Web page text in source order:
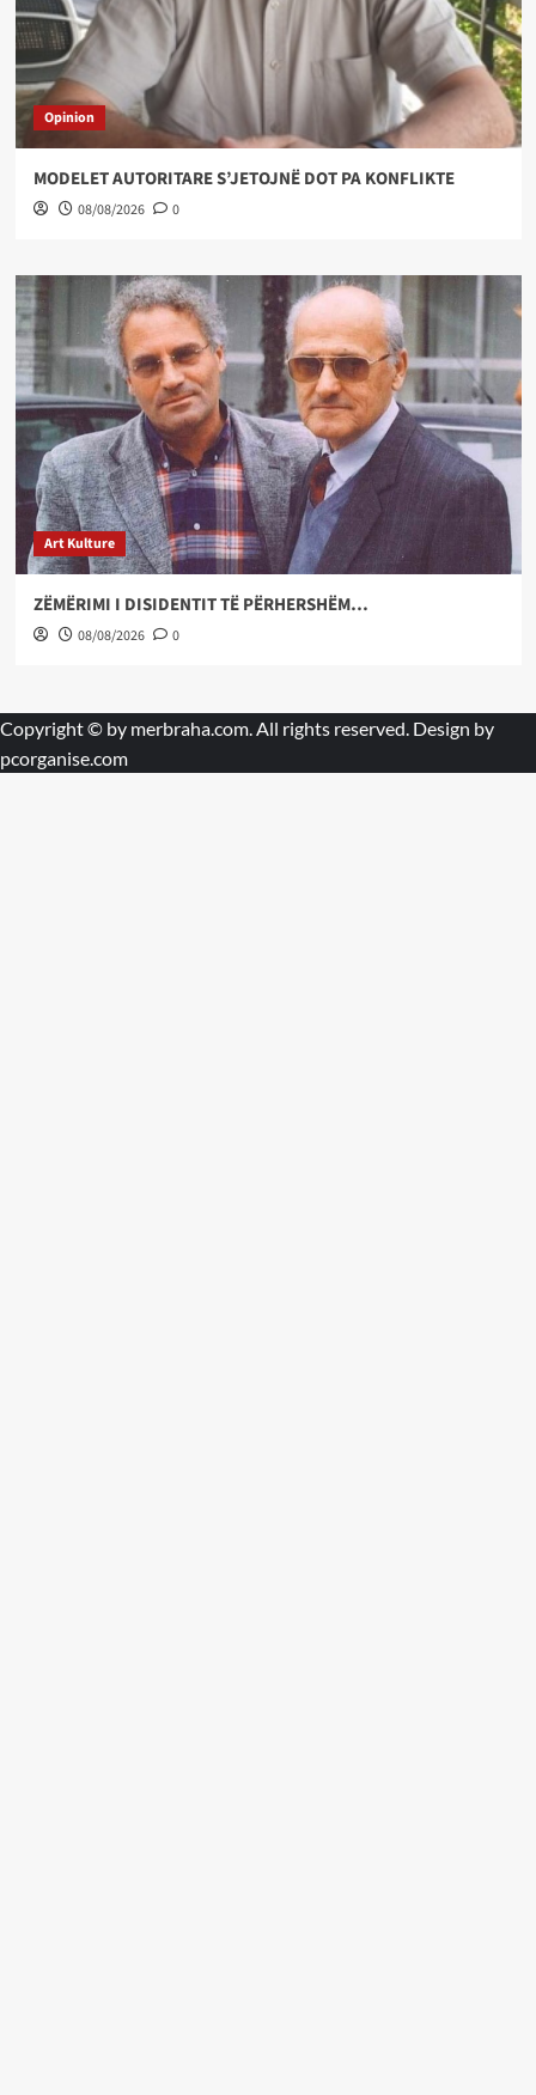
Opinion
MODELET AUTORITARE S’JETOJNË DOT PA KONFLIKTE
08/08/2026 0
Art Kulture
ZËMËRIMI I DISIDENTIT TË PËRHERSHËM…
08/08/2026 0
Copyright © by merbraha.com . All rights reserved. Design by
pcorganise.com